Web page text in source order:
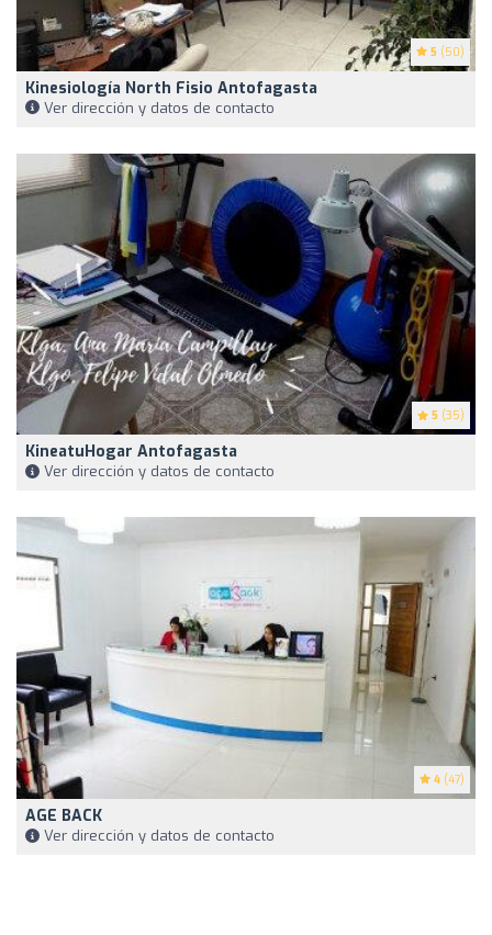
5 (50)
Kinesiología North Fisio Antofagasta
Ver dirección y datos de contacto
5 (35)
KineatuHogar Antofagasta
Ver dirección y datos de contacto
4 (47)
AGE BACK
Ver dirección y datos de contacto